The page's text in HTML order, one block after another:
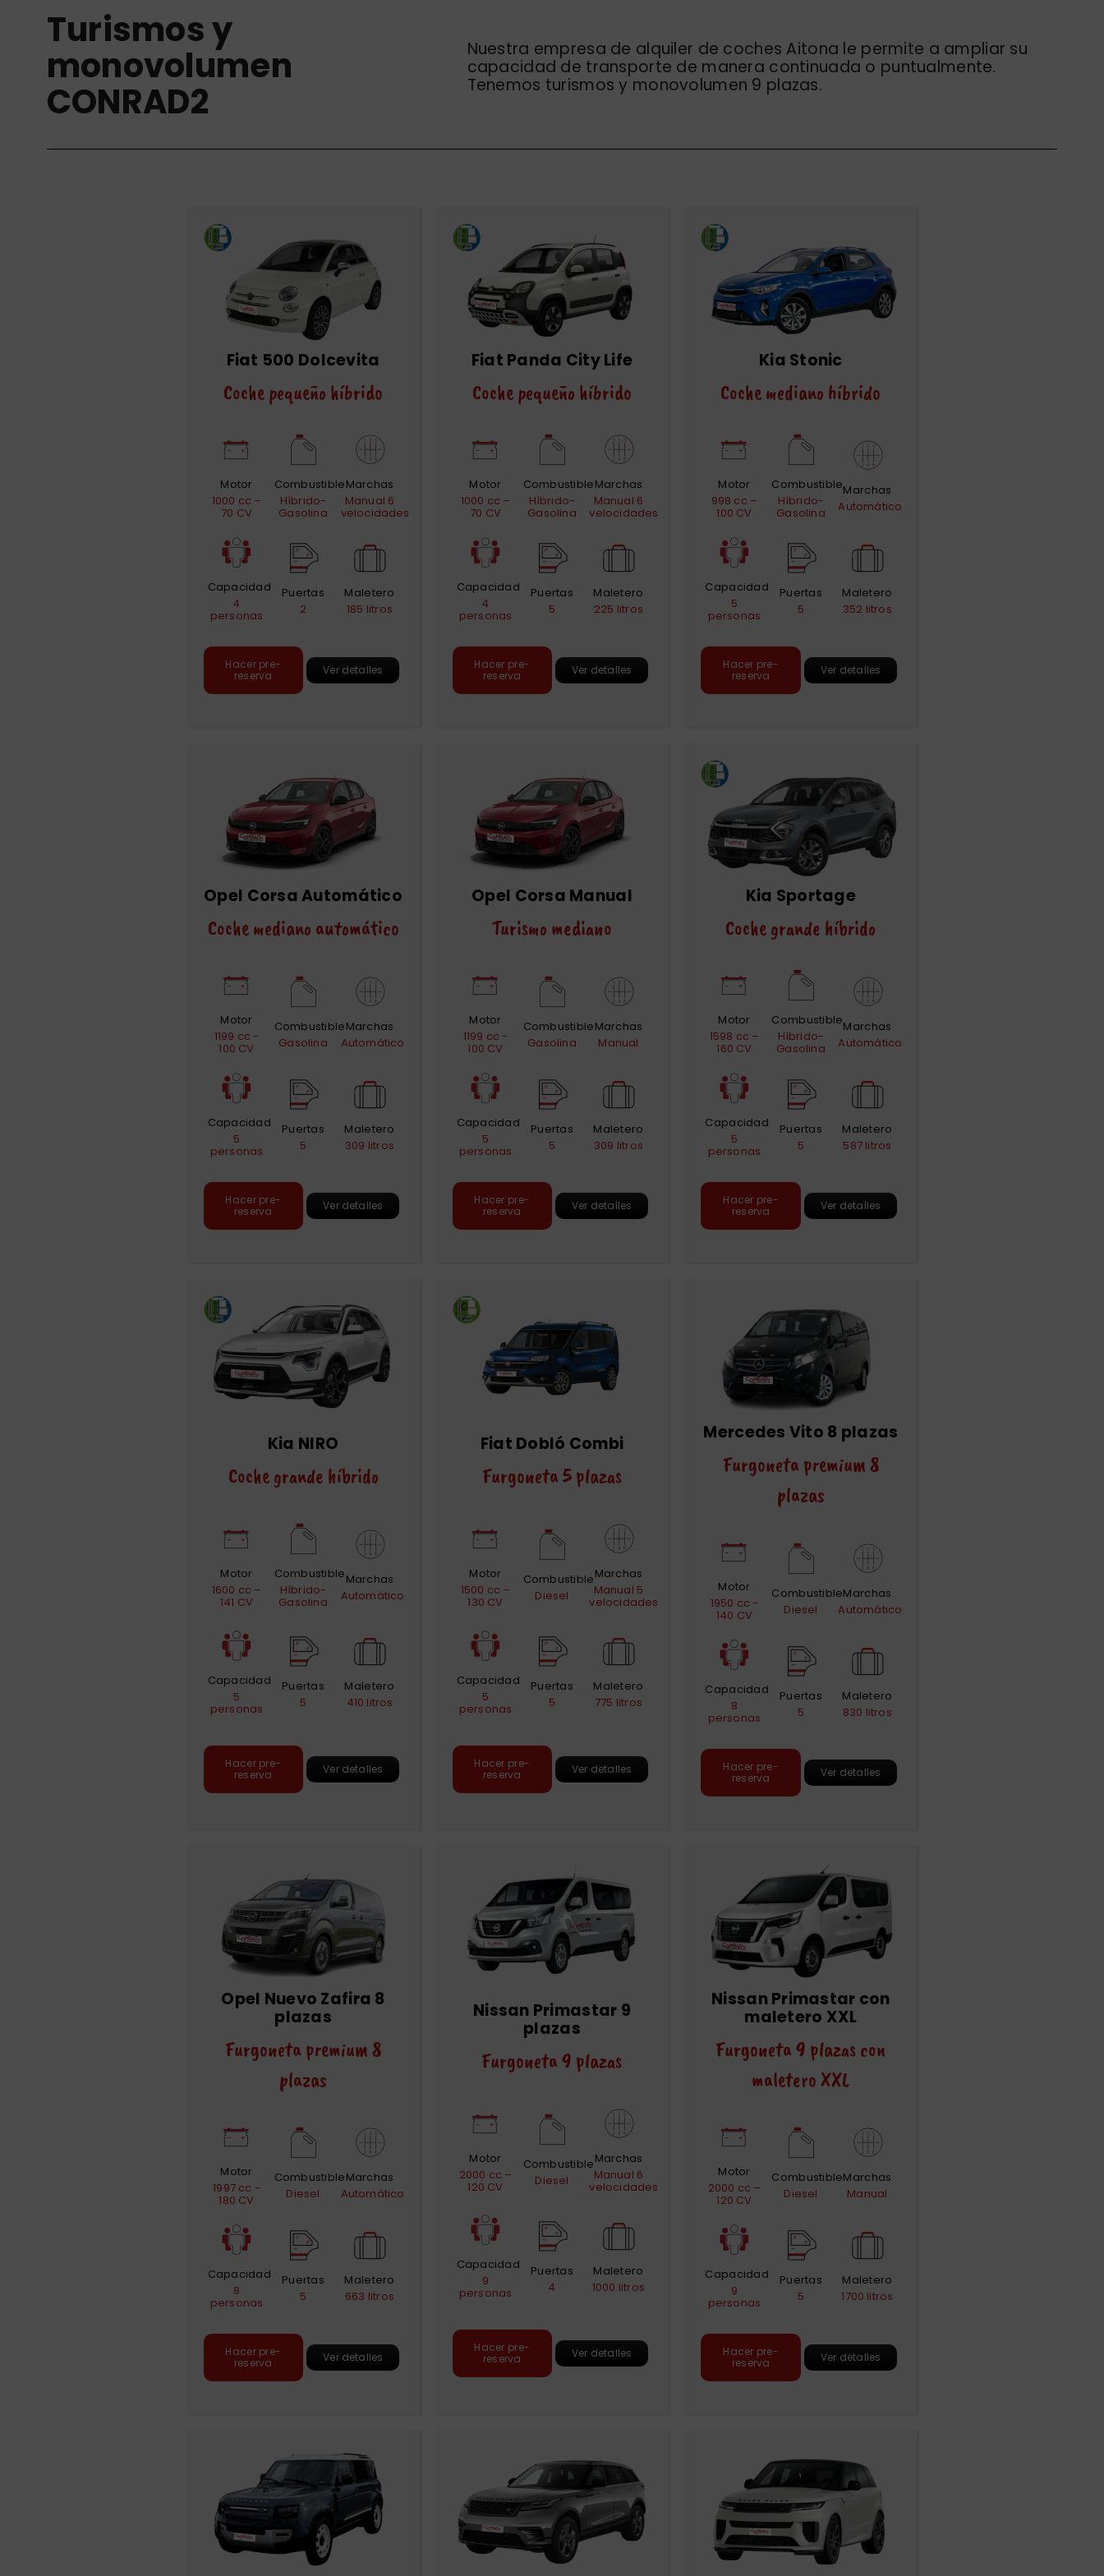
Turismos y
monovolumen
CONRAD2
Nuestra empresa de alquiler de coches Aitona le permite a ampliar su
capacidad de transporte de manera continuada o puntualmente.
Tenemos turismos y monovolumen 9 plazas.
Fiat 500 Dolcevita
Coche pequeño híbrido
Motor
1000 cc –
70 CV
Combustible
Híbrido-
Gasolina
Marchas
Manual 6
velocidades
Capacidad
4
personas
Puertas
2
Maletero
185 litros
Hacer pre-
reserva
Ver detalles
Fiat Panda City Life
Coche pequeño híbrido
Motor
1000 cc –
70 CV
Combustible
Híbrido-
Gasolina
Marchas
Manual 6
velocidades
Capacidad
4
personas
Puertas
5
Maletero
225 litros
Hacer pre-
reserva
Ver detalles
Kia Stonic
Coche mediano híbrido
Motor
998 cc –
100 CV
Combustible
Híbrido-
Gasolina
Marchas
Automático
Capacidad
5
personas
Puertas
5
Maletero
352 litros
Hacer pre-
reserva
Ver detalles
Opel Corsa Automático
Coche mediano automático
Motor
1199 cc -
100 CV
Combustible
Gasolina
Marchas
Automático
Capacidad
5
personas
Puertas
5
Maletero
309 litros
Hacer pre-
reserva
Ver detalles
Opel Corsa Manual
Turismo mediano
Motor
1199 cc -
100 CV
Combustible
Gasolina
Marchas
Manual
Capacidad
5
personas
Puertas
5
Maletero
309 litros
Hacer pre-
reserva
Ver detalles
Kia Sportage
Coche grande híbrido
Motor
1598 cc –
160 CV
Combustible
Híbrido-
Gasolina
Marchas
Automático
Capacidad
5
personas
Puertas
5
Maletero
587 litros
Hacer pre-
reserva
Ver detalles
Kia NIRO
Coche grande híbrido
Motor
1600 cc –
141 CV
Combustible
Híbrido-
Gasolina
Marchas
Automático
Capacidad
5
personas
Puertas
5
Maletero
410 litros
Hacer pre-
reserva
Ver detalles
Fiat Dobló Combi
Furgoneta 5 plazas
Motor
1500 cc –
130 CV
Combustible
Diesel
Marchas
Manual 5
velocidades
Capacidad
5
personas
Puertas
5
Maletero
775 litros
Hacer pre-
reserva
Ver detalles
Mercedes Vito 8 plazas
Furgoneta premium 8
plazas
Motor
1950 cc -
140 CV
Combustible
Diesel
Marchas
Automático
Capacidad
8
personas
Puertas
5
Maletero
830 litros
Hacer pre-
reserva
Ver detalles
Opel Nuevo Zafira 8
plazas
Furgoneta premium 8
plazas
Motor
1997 cc -
180 CV
Combustible
Diesel
Marchas
Automático
Capacidad
8
personas
Puertas
5
Maletero
663 litros
Hacer pre-
reserva
Ver detalles
Nissan Primastar 9
plazas
Furgoneta 9 plazas
Motor
2000 cc –
120 CV
Combustible
Diesel
Marchas
Manual 6
velocidades
Capacidad
9
personas
Puertas
4
Maletero
1000 litros
Hacer pre-
reserva
Ver detalles
Nissan Primastar con
maletero XXL
Furgoneta 9 plazas con
maletero XXL
Motor
2000 cc –
120 CV
Combustible
Diesel
Marchas
Manual
Capacidad
9
personas
Puertas
5
Maletero
1700 litros
Hacer pre-
reserva
Ver detalles